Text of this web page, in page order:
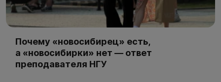
Почему «новосибирец» есть,
а «новосибирки» нет — ответ
преподавателя НГУ